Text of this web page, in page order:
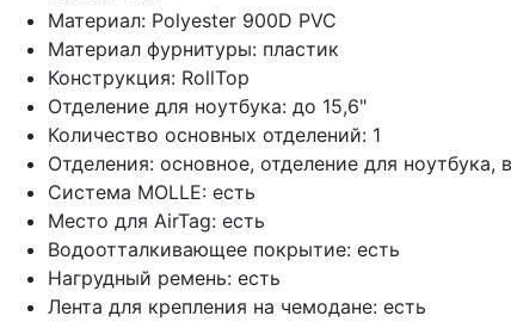
Материал: Polyester 900D PVC
Материал фурнитуры: пластик
Конструкция: RollTop
Отделение для ноутбука: до 15,6"
Количество основных отделений: 1
Отделения: основное, отделение для
Система MOLLE: есть
Место для AirTag: есть
Водоотталкивающее покрытие: есть
Нагрудный ремень: есть
Лента для крепления на чемодане: есть